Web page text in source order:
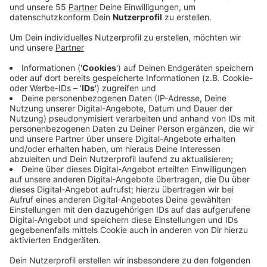
Veröffentlicht:Montag, 12.09.2022 15:58
Anzeige
Ihnen wird nun gefährliche Körperverletzung und
Betrug vorgeworfen, nachdem drei Patienten
erhebliche Probleme nach der Haar-OP hatten. Die
Angeklagten sollen den Männer aus Braunschweig und
Bremen die Haare in einer Hinterhof-Klinik teils ohne
Betäubung transplantiert haben - für jeweils 2.000
Euro. Einer der Patienten war anschließend mehrfach
bewusstlos geworden, alle drei litten unter Schmerzen
und Blutungen. Die Behandlung eines weiteren
Patienten wurde offenbar durch die Polizei beendet.
Den angeklagten Schwestern wird gefährliche
Körperverletzung und Betrug vorgeworfen.